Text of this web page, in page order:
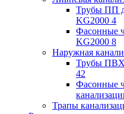
Трубы ПП
KG2000 4
Фасонные
KG2000 8
Наружная
Трубы ПВХ
42
Фасонные
Трапы